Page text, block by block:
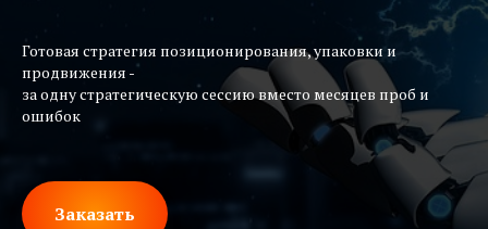
Готовая стратегия позиционирования, упаковки и
продвижения -
за одну стратегическую сессию вместо месяцев проб и
ошибок
Заказать